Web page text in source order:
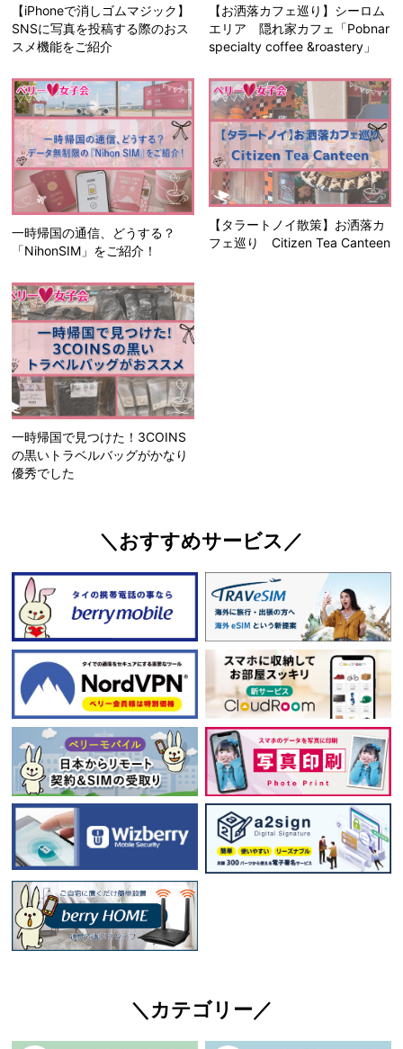
【iPhoneで消しゴムマジック】
SNSに写真を投稿する際のおス
スメ機能をご紹介
【お洒落カフェ巡り】シーロム
エリア 隠れ家カフェ「Pobnar
specialty coffee &roastery」
一時帰国の通信、どうする？
「NihonSIM」をご紹介！
【タラートノイ散策】お洒落カ
フェ巡り Citizen Tea Canteen
一時帰国で見つけた！3COINS
の黒いトラベルバッグがかなり
優秀でした
＼おすすめサービス／
＼カテゴリー／